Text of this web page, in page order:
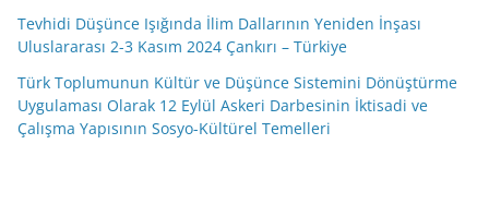
Tevhidi Düşünce Işığında İlim Dallarının Yeniden İnşası
Uluslararası 2-3 Kasım 2024 Çankırı – Türkiye
Türk Toplumunun Kültür ve Düşünce Sistemini Dönüştürme
Uygulaması Olarak 12 Eylül Askeri Darbesinin İktisadi ve
Çalışma Yapısının Sosyo-Kültürel Temelleri